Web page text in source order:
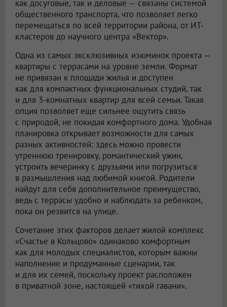
как досуговые, так и деловые — связаны системой
общественного транспорта, что позволяет легко
перемещаться по всей территории района, от ИТ-
кластеров до научного центра «Вектор».
Одна из самых эксклюзивных изюминок проекта —
квартиры с террасами на уровне земли. Формат
не привязан к площади жилья и доступен
как для компактных функциональных студий, так
и для 3-комнатных квартир для всей семьи. Такая
опция позволяет еще сильнее ощутить связь
с природой, не покидая комфортного дома. Удобная
планировка открывает возможности для самых
разных активностей: здесь можно провести
утреннюю тренировку, романтический ужин,
устроить вечеринку с друзьями или погрузиться
в размышления над любимой книгой. Родители
найдут для себя дополнительное преимущество,
ведь с террасы удобно и наблюдать за ребенком,
пока он резвится на улице.
Сочетание этих факторов делает жилой комплекс
«Счастье в Кольцово» одинаково комфортным
как для молодых специалистов, которым важны
наполнение и продуманные сценарии, так
и для их семей, поскольку проект расположен
в приватной зоне, настоящей «тихой гавани».